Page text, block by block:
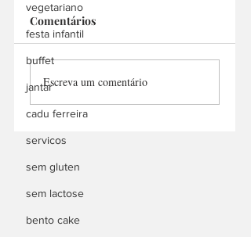
vegetariano
festa infantil
buffet
jantar
cadu ferreira
servicos
sem gluten
sem lactose
bento cake
Comentários
Escreva um comentário